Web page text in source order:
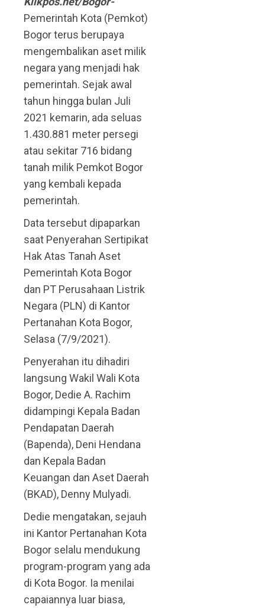
Pemerintah Kota (Pemkot)
Bogor terus berupaya
mengembalikan aset milik
negara yang menjadi hak
pemerintah. Sejak awal
tahun hingga bulan Juli
2021 kemarin, ada seluas
1.430.881 meter persegi
atau sekitar 716 bidang
tanah milik Pemkot Bogor
yang kembali kepada
pemerintah.
Data tersebut dipaparkan
saat Penyerahan Sertipikat
Hak Atas Tanah Aset
Pemerintah Kota Bogor
dan PT Perusahaan Listrik
Negara (PLN) di Kantor
Pertanahan Kota Bogor,
Selasa (7/9/2021).
Penyerahan itu dihadiri
langsung Wakil Wali Kota
Bogor, Dedie A. Rachim
didampingi Kepala Badan
Pendapatan Daerah
(Bapenda), Deni Hendana
dan Kepala Badan
Keuangan dan Aset Daerah
(BKAD), Denny Mulyadi.
Dedie mengatakan, sejauh
ini Kantor Pertanahan Kota
Bogor selalu mendukung
program-program yang ada
di Kota Bogor. Ia menilai
capaiannya luar biasa,